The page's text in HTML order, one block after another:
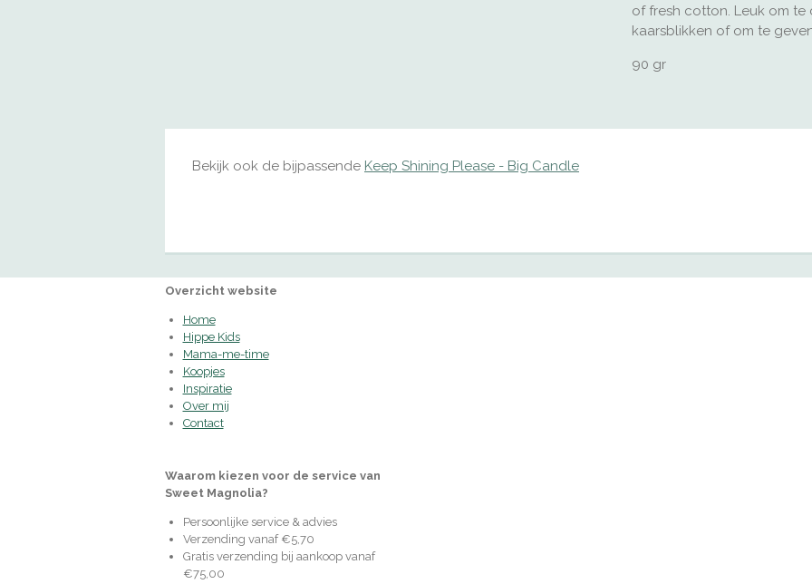
of fresh cotton. Leuk om
kaarsblikken of om te
90 gr
Bekijk ook de bijpassende Keep Shining Please - Big Candle
Overzicht website
Home
Hippe Kids
Mama-me-time
Koopjes
Inspiratie
Over mij
Contact
Waarom kiezen voor de service van
Sweet Magnolia?
Persoonlijke service & advies
Verzending vanaf €5,70
Gratis verzending bij aankoop vanaf
€75,00